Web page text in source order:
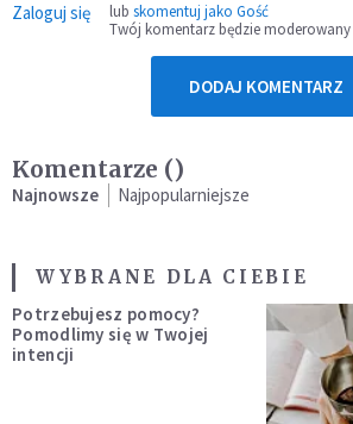
Zaloguj się lub skomentuj jako Gość
Twój komentarz będzie moderowany
DODAJ KOMENTARZ
Komentarze ()
Najnowsze Najpopularniejsze
WYBRANE DLA CIEBIE
Potrzebujesz pomocy?
Pomodlimy się w Twojej
intencji